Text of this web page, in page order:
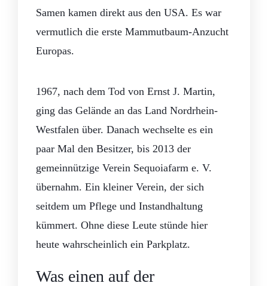
Samen kamen direkt aus den USA. Es war
vermutlich die erste Mammutbaum-Anzucht
Europas.
1967, nach dem Tod von Ernst J. Martin,
ging das Gelände an das Land Nordrhein-
Westfalen über. Danach wechselte es ein
paar Mal den Besitzer, bis 2013 der
gemeinnützige Verein Sequoiafarm e. V.
übernahm. Ein kleiner Verein, der sich
seitdem um Pflege und Instandhaltung
kümmert. Ohne diese Leute stünde hier
heute wahrscheinlich ein Parkplatz.
Was einen auf der